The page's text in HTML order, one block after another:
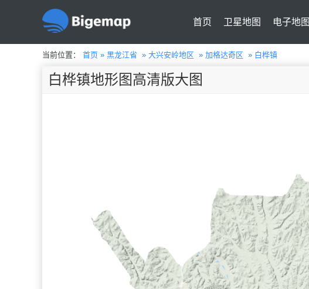
首页 卫星地图 电子地图
当前位置： 首页 » 黑龙江省 » 大兴安岭地区 » 加格达奇区 » 白桦镇
白桦镇地形图高清版大图